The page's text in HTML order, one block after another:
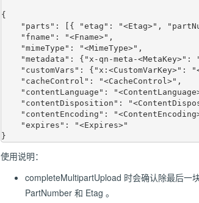
{
使用说明：
completeMultipartUpload 时会确认除最后一
PartNumber 和 Etag 。